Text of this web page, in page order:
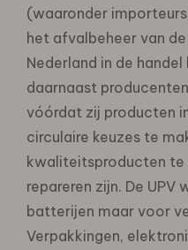
(waaronder
het afvalbeheer van
Nederland in de
daarnaast
vóórdat zij producten
circulaire keuzes te
kwaliteitsproducten
repareren zijn. De
batterijen maar voor
Verpakkingen,